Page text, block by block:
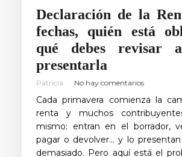
Declaración de la
fechas, quién está
qué debes revisar
presentarla
Patricia No hay comentarios
Cada primavera comienza la
renta y muchos
mismo: entran en el borrador,
pagar o devolver… y lo presentan
demasiado. Pero aquí está el